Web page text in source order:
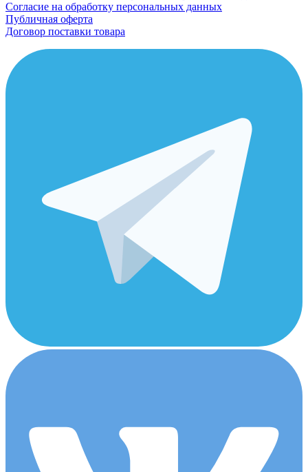
Согласие на обработку персональных данных
Публичная оферта
Договор поставки товара